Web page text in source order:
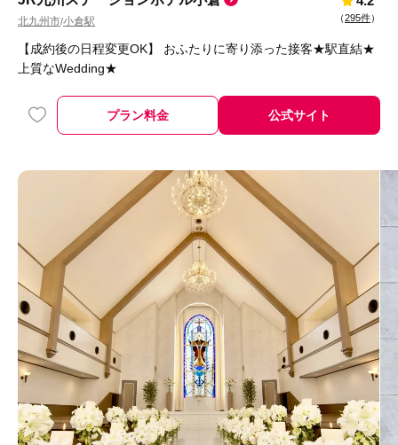
北九州市/小倉駅 （295件）
【成約後の日程変更OK】 おふたりに寄り添った接客★駅直結★
上質なWedding★
プラン料金 公式サイト